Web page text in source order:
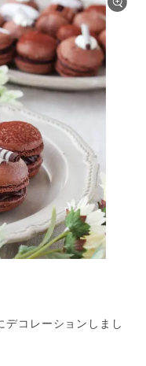
デコレーションしまし